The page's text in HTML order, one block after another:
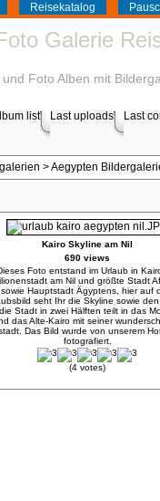
Reisekatalog
Galerie
Foto Alben mit
list Last uploads Last
>Aegypten
Kairo Skyline am Nil
690 views
Foto entstand im Urlaub in
am Nil und größte Stadt
sowie Hauptstadt Ägyptens, hier auf
seht Ihr die Skyline sowie den
Stadt in zwei Hälften teilt in das
das Alte-Kairo mit seiner
Das Bild wurde von unserem
fotografiert.
(4 votes)